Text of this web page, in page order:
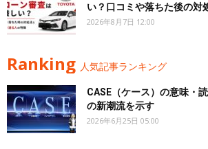
い？口コミや落ちた後の対
2026年8月7日 12:00
Ranking 人気記事ランキング
CASE（ケース）の意味・
の新潮流を示す
2026年6月25日 05:00